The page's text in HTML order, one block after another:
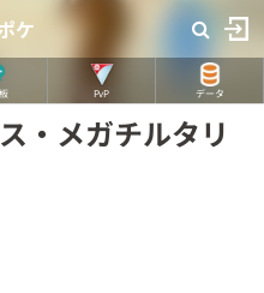
ケ
PvP データ
・メガチルタリ